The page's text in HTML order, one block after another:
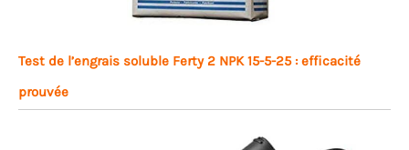
Test de l’engrais soluble Ferty 2 NPK 15-5-25 : efficacité
prouvée